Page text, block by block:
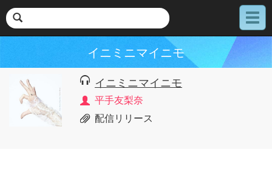
メ
ニ
イニミニマイニモ
イニミニマイニモ
平手友梨奈
配信リリース